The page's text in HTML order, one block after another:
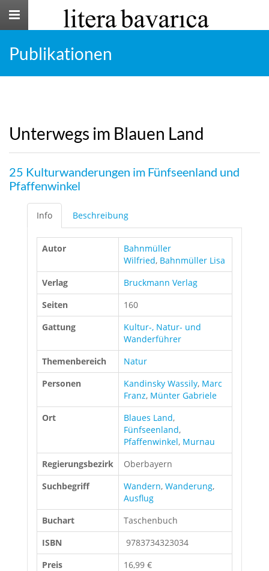
Toggle
Publikationen
Unterwegs im Blauen Land
25 Kulturwanderungen im Fünfseenland und
Pfaffenwinkel
Info Beschreibung
Autor
Bahnmüller
Wilfried, Bahnmüller Lisa
Verlag
Bruckmann Verlag
Seiten
160
Gattung
Kultur-, Natur- und
Wanderführer
Themenbereich
Natur
Personen
Kandinsky Wassily, Marc
Franz, Münter Gabriele
Ort
Blaues Land,
Fünfseenland,
Pfaffenwinkel, Murnau
Regierungsbezirk
Oberbayern
Suchbegriff
Wandern, Wanderung,
Ausflug
Buchart
Taschenbuch
ISBN
‎ 9783734323034
Preis
16,99 €